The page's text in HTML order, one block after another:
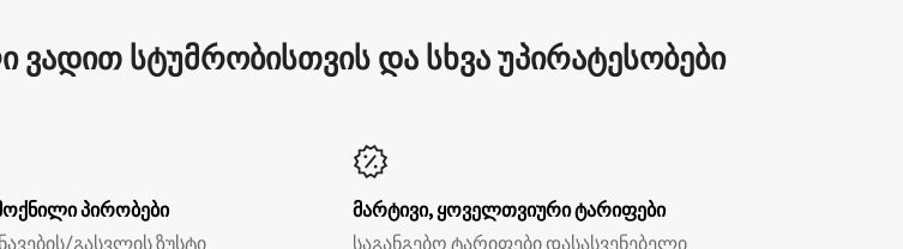
სტუმრობისთვის და სხვა უპირატესობები
პირობები
გასვლის ზუსტი
მარტივი, ყოველთვიური ტარიფები
საგანგებო ტარიფები დასასვენებელი